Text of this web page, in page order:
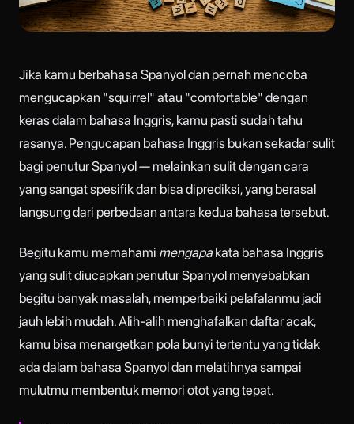
Jika kamu berbahasa Spanyol dan pernah mencoba
mengucapkan "squirrel" atau "comfortable" dengan
keras dalam bahasa Inggris, kamu pasti sudah tahu
rasanya. Pengucapan bahasa Inggris bukan sekadar sulit
bagi penutur Spanyol — melainkan sulit dengan cara
yang sangat spesifik dan bisa diprediksi, yang berasal
langsung dari perbedaan antara kedua bahasa tersebut.
Begitu kamu memahami mengapakata bahasa Inggris
yang sulit diucapkan penutur Spanyol menyebabkan
begitu banyak masalah, memperbaiki pelafalanmu jadi
jauh lebih mudah. Alih-alih menghafalkan daftar acak,
kamu bisa menargetkan pola bunyi tertentu yang tidak
ada dalam bahasa Spanyol dan melatihnya sampai
mulutmu membentuk memori otot yang tepat.